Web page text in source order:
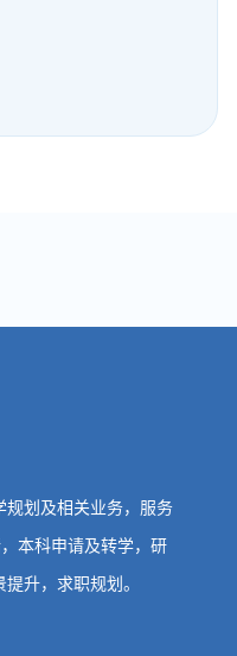
划及相关业务，服务
本科申请及转学，研
升，求职规划。